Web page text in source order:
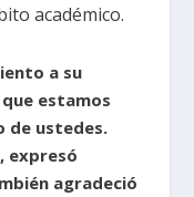
académico.
a su
estamos
de ustedes.
expresó
agradeció